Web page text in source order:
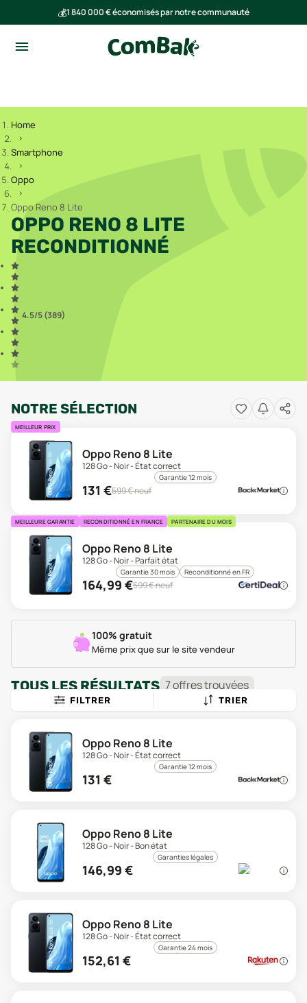
💰1 840 000 € économisés par notre communauté
Home
Smartphone
Oppo
Oppo Reno 8 Lite
OPPO RENO 8 LITE
RECONDITIONNÉ
4.5/5 (389)
NOTRE SÉLECTION
MEILLEUR PRIX
Oppo Reno 8 Lite
128 Go - Noir - État correct
Garantie 12 mois
131 €599€ neuf
MEILLEURE GARANTIE RECONDITIONNÉ EN FRANCE PARTENAIRE DU MOIS
Oppo Reno 8 Lite
128 Go - Noir - Parfait état
Garantie 30 mois Reconditionné en FR
164,99 €599€ neuf
100% gratuit
Même prix que sur le site vendeur
TOUS LES RÉSULTATS 7offrestrouvées
FILTRER TRIER
Oppo Reno 8 Lite
128 Go - Noir - État correct
Garantie 12 mois
131 €
Oppo Reno 8 Lite
128 Go - Noir - Bon état
Garanties légales
146,99 €
Oppo Reno 8 Lite
128 Go - Noir - État correct
Garantie 24 mois
152,61 €